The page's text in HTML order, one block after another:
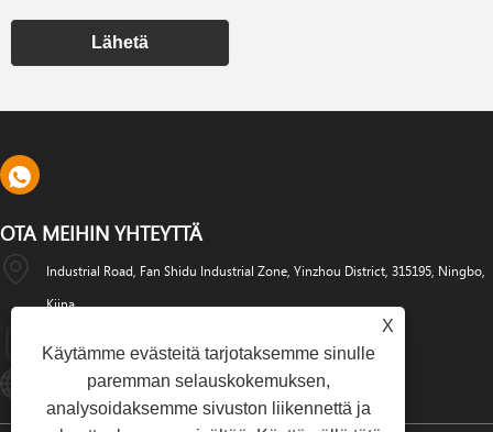
Lähetä
OTA MEIHIN YHTEYTTÄ
Industrial Road, Fan Shidu Industrial Zone, Yinzhou District, 315195, Ningbo,
Kiina
+86-574-88486629
Info@dyfab-Industry.com
X
Käytämme evästeitä tarjotaksemme sinulle
paremman selauskokemuksen,
analysoidaksemme sivuston liikennettä ja